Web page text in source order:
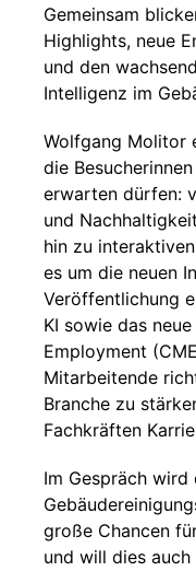
Gemeinsam
Highlights, neue
und den
Intelligenz im
Wolfgang Molitor
die
erwarten dürfen:
und
hin zu
es um die neuen
Veröffentlichung
KI sowie das
Employment
Mitarbeitende
Branche zu
Fachkräften
Im Gespräch wird
große Chancen
und will dies